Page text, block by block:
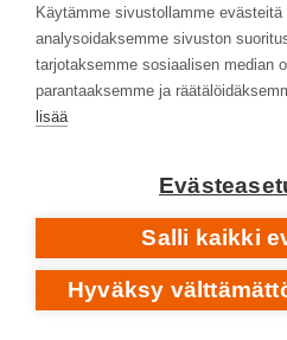
Käytämme sivustollamme
analysoidaksemme sivuston
tarjotaksemme sosiaalisen median
parantaaksemme ja
lisää
Salli kaikki
Hyväksy